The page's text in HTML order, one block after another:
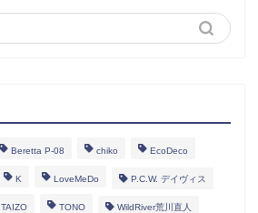
Beretta P-08 chiko EcoDeco
K LoveMeDo P.C.W. デイヴィス
TAIZO TONO WildRiver荒川直人